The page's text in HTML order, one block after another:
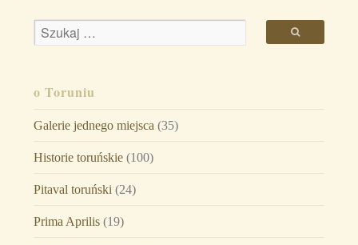
o Toruniu
Galerie jednego miejsca (35)
Historie toruńskie(100)
Pitaval toruński (24)
Prima Aprilis(19)